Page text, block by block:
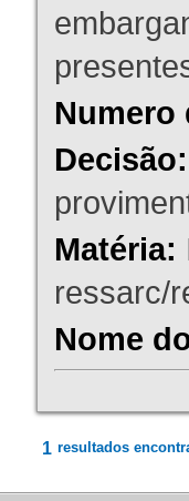
Numero
Decisão:
Matéria:
ressarc/
Nome
1 resultados